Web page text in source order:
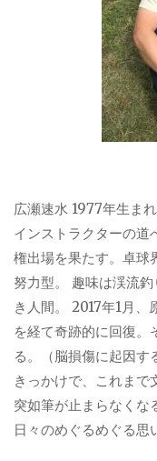
広瀬速水 1977年生ま
インストラクターの道
権出場を果たす。卓球
努力型。 趣味は渓流
き人間。 2017年1月、
を経て奇跡的に回復。
る。（脳損傷に起因す
きっかけで、これまで
突如筆が止まらなくな
日々のめぐるめぐる思